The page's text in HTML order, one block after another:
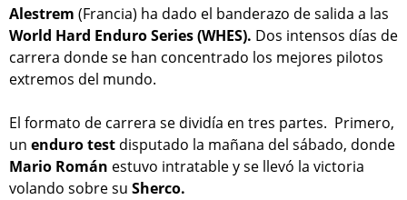
Alestrem (Francia) ha dado el banderazo de salida a las
World Hard Enduro Series (WHES). Dos intensos días de
carrera donde se han concentrado los mejores pilotos
extremos del mundo.
El formato de carrera se dividía en tres partes. Primero,
un enduro test disputado la mañana del sábado, donde
Mario Román estuvo intratable y se llevó la victoria
volando sobre su Sherco.